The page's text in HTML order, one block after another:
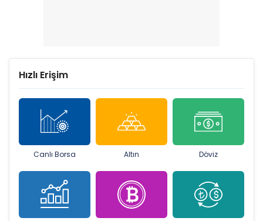
Hızlı Erişim
Canlı Borsa Altın Döviz